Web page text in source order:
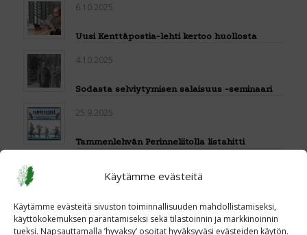
Käytämme evästeitä
Käytämme evästeitä sivuston toiminnallisuuden mahdollistamiseksi,
käyttökokemuksen parantamiseksi sekä tilastoinnin ja markkinoinnin
tueksi. Napsauttamalla ’hyvaksy’ osoitat hyväksyväsi evästeiden käytön.
6.10.2025
Uusi Kenttäpostia-lehti kertoo huollosta
4.10.2025
Sodasta selviytymisen salaisuus -seminaari
25.9.2025
Tammenlehvän Perinneliitolla listahitti
nuoret perinnetyötä
16.9.2025